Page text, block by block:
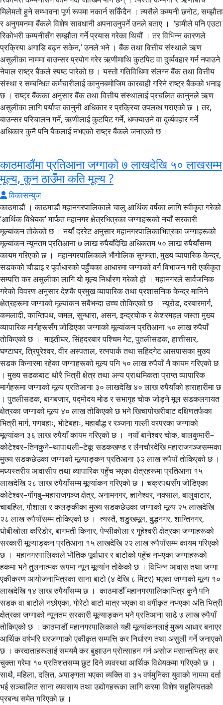
मिलेमतो हुने सम्भावना पूर्ण रूपमा नकार्न सकिँदैन । त्यसैले कम्पनी छनोट, सम्झौता
र अनुगमनमा बैंकले विशेष सावधानी अपनाउनुपर्ने उनले बताए । ‘हामीले पनि एउटा
रिकोभरी कम्पनीसँग सम्झौता गर्ने प्रयास गरेका थियौं । तर विभिन्न कारणले
प्रक्रिया अगाडि बढ्न सकेन,’ उनले भने । बैंक तथा वित्तीय संस्थाले ऋण
असुलीका नाममा बाउन्सर प्रयोग गरेर ऋणीमाथि कुटपिट वा दुर्व्यवहार गर्न नपाउने
नेपाल राष्ट्र बैंकले स्पष्ट पारेको छ । यस्तो गतिविधिमा संलग्न बैंक तथा वित्तीय
संस्था र सम्बन्धित कर्मचारीलाई कानुनबमोजिम कारबाही गरिने राष्ट्र बैंकको भनाइ
छ । राष्ट्र बैंकका अनुसार बैंक तथा वित्तीय संस्थालाई प्रचलित कानुनले ऋण
असुलीका लागि पर्याप्त कानुनी अधिकार र प्रक्रिया उपलब्ध गराएको छ । तर,
बाउन्सर परिचालन गर्ने, ऋणीलाई कुटपिट गर्ने, धम्क्याउने वा दुर्व्यवहार गर्ने
अधिकार कुनै पनि बैंकलाई नभएको राष्ट्र बैंकले जनाएको छ ।
काठमाडौंमा प्रतिआना जग्गाको ७ लाखदेखि ५० लाखसम्म
मूल्य, कुन ठाउँमा कति मूल्य ?
विकासन्युज
काठमाडौं । काठमाडौं महानगरपालिकाले चालु आर्थिक वर्षका लागि स्वीकृत गरेको
‘आर्थिक विधेयक’ मार्फत महानगर क्षेत्रभित्रका जग्गाहरूको नयाँ सरकारी
मूल्यांकन तोकेको छ । नयाँ दररेट अनुसार महानगरपालिकाभित्रका जग्गाहरूको
मूल्यांकन न्यूनतम प्रतिआना ७ लाख रुपैयाँदेखि अधिकतम ५० लाख रुपैयाँसम्म
कायम गरिएको छ । महानगरपालिकाले भौगोलिक सुगमता, मुख्य व्यापारिक केन्द्र,
सडकको चौडाइ र पूर्वाधारको पहुँचका आधारमा जग्गाको वर्ग विभाजन गरी एकीकृत
सम्पत्ति कर असुलीका लागि यो मूल्य निर्धारण गरेको हो । महानगरले सार्वजनिक
गरेको विवरण अनुसार देशकै प्रमुख व्यापारिक तथा प्रशासनिक केन्द्र मानिने
क्षेत्रहरूमा जग्गाको मूल्यांकन सबैभन्दा उच्च तोकिएको छ । न्यूरोड, दरबारमार्ग,
कमलादी, कान्तिपथ, जमल, सुन्धारा, असन, इन्द्रचोक र केशरमहल जस्ता मुख्य
व्यापारिक मार्गहरूसँग जोडिएका जग्गाको मूल्यांकन प्रतिआना ५० लाख रुपैयाँ
तोकिएको छ । माइतीघर, सिंहदरबार पश्चिम गेट, पुतलीसडक, हात्तीसार,
घण्टाघर, त्रिपुरेश्वर, वीर अस्पताल, रत्नपार्क तथा सहिदगेट आसपासका मुख्य
सडक किनारमा रहेका जग्गाहरूको मूल्य पनि ५० लाख रुपैयाँ नै कायम गरिएको छ
। मुख्य सडकबाट थोरै भित्री क्षेत्र तथा अन्य प्राथमिकता प्राप्त व्यापारिक
मार्गहरूमा जग्गाको मूल्य प्रतिआना ३० लाखदेखि ४० लाख रुपैयाँको हाराहारीमा छ
। पुतलीसडक, बागबजार, पद्मोदय मोड र सभागृह चोक जोड्ने मूल सडकलगायत
क्षेत्रका जग्गाको मूल्य ४० लाख तोकिएको छ भने खिचापोखरीबाट दक्षिणतर्फका
भित्री मार्ग, गणबहाः, भोटेबहाः, महाबौद्ध र रञ्जना गल्ली वरपरका जग्गाको
मूल्यांकन ३६ लाख रुपैयाँ कायम गरिएको छ । नयाँ बानेश्वर चोक, बालकुमारी–
कोटेश्वर–तिनकुने–थापाथली–टेकू सडकखण्ड र लैनचौरदेखि महाराजगञ्जसम्मका
मुख्य सडकछेउका जग्गाको मूल्याङ्कन प्रतिआना ३२ लाख रुपैयाँ तोकिएको छ ।
मध्यस्तरीय आवासीय तथा व्यापारिक पहुँच भएका क्षेत्रहरूमा प्रतिआना १५
लाखदेखि २८ लाख रुपैयाँसम्म मूल्यांकन गरिएको छ । चक्रपथसँग जोडिएका
कोटेश्वर–गोंगबु–महाराजगञ्ज क्षेत्र, अनामनगर, ज्ञानेश्वर, नक्साल, बालुवाटार,
चाबहिल, गौशाला र कलङ्कीका मुख्य सडकछेउका जग्गाको मूल्य २५ लाखदेखि
२८ लाख रुपैयाँसम्म तोकिएको छ । त्यस्तै, शङुखमूल, बुद्धनगर, शान्तिनगर,
धोबीखोला करिडोर, बागमती किनार, पेप्सीकोला र गुहेश्वरी क्षेत्रका जग्गाहरूको
सरकारी मूल्याङ्कन प्रतिआना १५ लाखदेखि २२ लाख रुपैयाँसम्म कायम गरिएको
छ । महानगरपालिकाले भौतिक पूर्वाधार र बाटोको पहुँच नभएका जग्गाहरूको
हकमा भने तुलनात्मक रूपमा न्यून मूल्यांन तोकेको छ । विभिन्न आवास तथा जग्गा
एकीकरण आयोजनाभित्रका साना बाटो (४ देखि ८ मिटर) भएका जग्गाको मूल्य १०
लाखदेखि १४ लाख रुपैयाँसम्म छ । काठमाडौँ महानगरपालिकाभित्र कुनै पनि
सडक वा बाटोले नछोएका, गोरेटो बाटो मात्र भएका वा वर्गीकृत नभएका अति भित्री
क्षेत्रका जग्गाको न्यूनतम सरकारी मूल्याङ्कन भने प्रतिआना साढे ७ लाख रुपैयाँ
तोकिएको छ । काठमाडौं महानगरपालिकाले यही मूल्यांकनलाई मुख्य आधार बनाएर
आर्थिक वर्षभरि घरजग्गाको एकीकृत सम्पत्ति कर निर्धारण तथा असुली गर्ने जनाएको
छ । करदाताहरूलाई समयमै कर बुझाउन प्रोत्साहन गर्न असोज मसान्तभित्र कर
चुक्ता गरेमा १० प्रतिशतसम्म छुट दिने व्यवस्था आर्थिक विधेयकमा गरिएको छ ।
साथै, महिला, दलित, अपाङ्गता भएका व्यक्ति वा ३५ वर्षमुनिका युवाको नाममा दर्ता
भई सञ्चालित साना व्यवसाय तथा उद्योगहरूका लागि करमा विशेष सहुलियतको
प्रबन्ध समेत गरिएको छ ।